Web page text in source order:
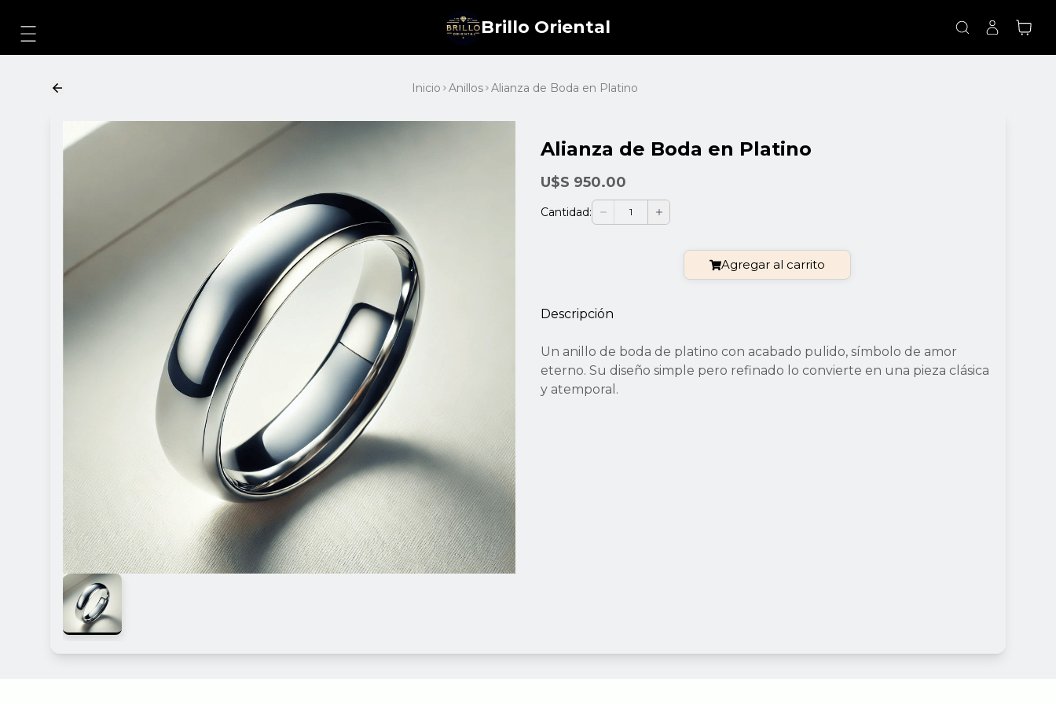
Brillo Oriental
Inicio Anillos Alianza de Boda en Platino
Alianza de Boda en Platino
U$S 950.00
Cantidad: 1
Agregar al carrito
Descripción
Un anillo de boda de platino con acabado pulido, símbolo de amor
eterno. Su diseño simple pero refinado lo convierte en una pieza clásica
y atemporal.